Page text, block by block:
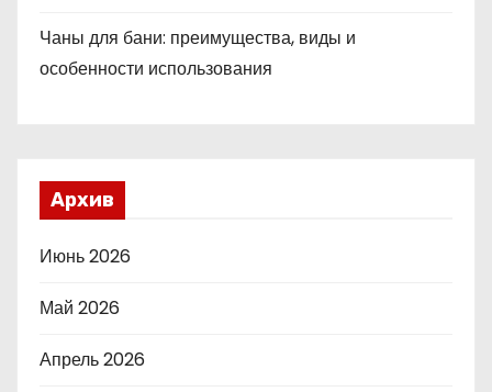
Чаны для бани: преимущества, виды и
особенности использования
Архив
Июнь 2026
Май 2026
Апрель 2026